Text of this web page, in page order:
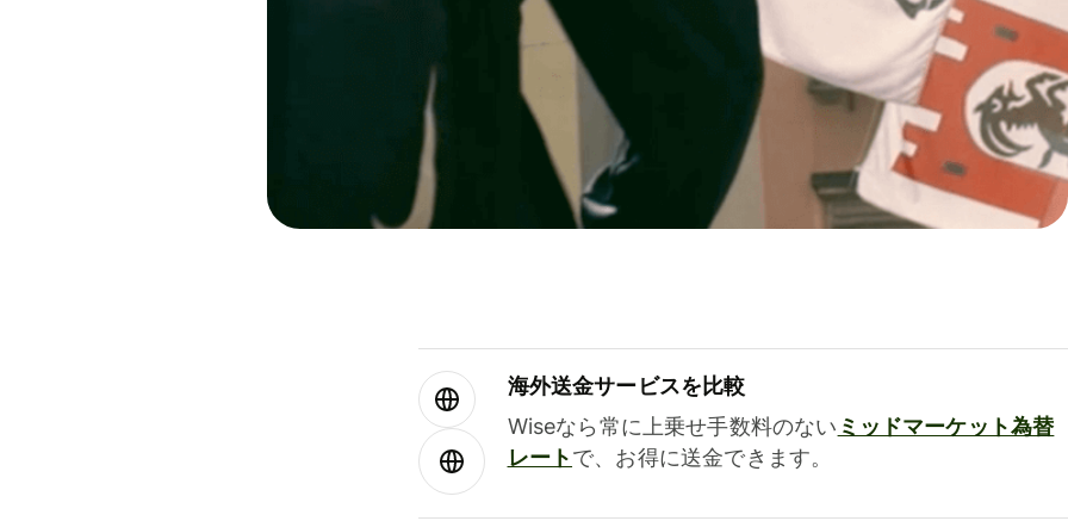
海外送金サービスを比較
Wiseなら常に上乗せ手数料のない ミッドマーケット為替
レートで、お得に送金できます。